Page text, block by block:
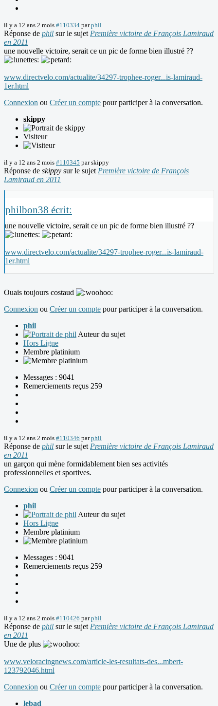
il y a 12 ans 2 mois #110334 parphil
Réponse de phil sur le sujet Première victoire de François Lamiraud
en 2011
une nouvelle victoire, serait ce un pic de forme bien illustré ??
www.directvelo.com/actualite/34297-trophee-roger...is-lamiraud-
1er.html
Connexion ou Créer un compte pour participer à la conversation.
skippy
Visiteur
il y a 12 ans 2 mois #110345 parskippy
Réponse de skippy sur le sujet Première victoire de François
Lamiraud en 2011
philbon38 écrit:
une nouvelle victoire, serait ce un pic de forme bien illustré ??
www.directvelo.com/actualite/34297-trophee-roger...is-lamiraud-
1er.html
Ouais toujours costaud
Connexion ou Créer un compte pour participer à la conversation.
phil
Auteur du sujet
Hors Ligne
Membre platinium
Messages : 9041
Remerciements reçus 259
il y a 12 ans 2 mois #110346 parphil
Réponse de phil sur le sujet Première victoire de François Lamiraud
en 2011
un garçon qui mène formidablement bien ses activités
professionnelles et sportives.
Connexion ou Créer un compte pour participer à la conversation.
phil
Auteur du sujet
Hors Ligne
Membre platinium
Messages : 9041
Remerciements reçus 259
il y a 12 ans 2 mois #110426 parphil
Réponse de phil sur le sujet Première victoire de François Lamiraud
en 2011
Une de plus
www.veloracingnews.com/article-les-resultats-des...mbert-
123792046.html
Connexion ou Créer un compte pour participer à la conversation.
lebad